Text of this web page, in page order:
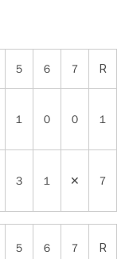
５ ６ ７ R
１ ０ ０ １
３ １ ✕ ７
５ ６ ７ R